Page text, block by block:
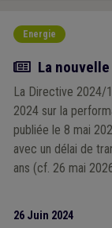
Energie
Article
La
La Directive 2024/
2024 sur la
publiée le 8 mai
avec un délai de
ans (cf. 26 mai
26 Juin 2024